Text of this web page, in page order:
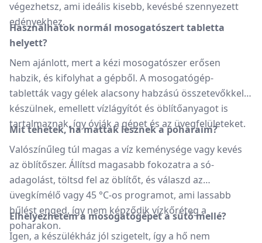
végezhetsz, ami ideális kisebb, kevésbé szennyezett
edényekhez.
Használhatok normál mosogatószert tabletta
helyett?
Nem ajánlott, mert a kézi mosogatószer erősen
habzik, és kifolyhat a gépből. A mosogatógép-
tabletták vagy gélek alacsony habzású összetevőkkel
készülnek, emellett vízlágyítót és öblítőanyagot is
tartalmaznak, így óvják a gépet és az üvegfelületeket.
Mit tehetek, ha mattak lesznek a poharaim?
Valószínűleg túl magas a víz keménysége vagy kevés
az öblítőszer. Állítsd magasabb fokozatra a só-
adagolást, töltsd fel az öblítőt, és válaszd az
üvegkímélő vagy 45 °C-os programot, ami lassabb
hűlést enged, így nem képződik vízkőréteg a
poharakon.
Elhelyezhetem a mosogatógépet a sütő mellé?
Igen, a készülékház jól szigetelt, így a hő nem